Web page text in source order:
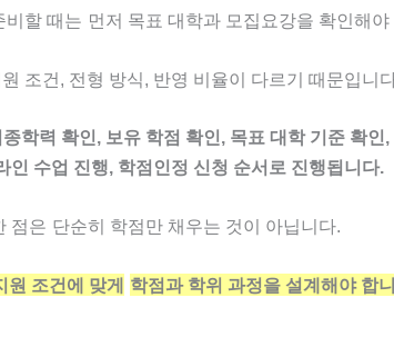
비할 때는 먼저 목표 대학과 모집요강을 확인해야
조건, 전형 방식, 반영 비율이 다르기 때문입니
종학력 확인, 보유 학점 확인, 목표 대학 기준 확인,
인 수업 진행, 학점인정 신청 순서로 진행됩니다.
점은 단순히 학점만 채우는 것이 아닙니다.
조건에 맞게 학점과 학위 과정을 설계해야 합